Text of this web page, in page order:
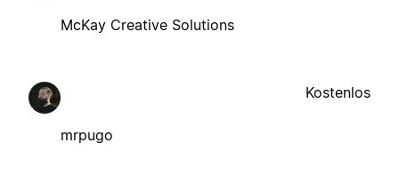
McKay Creative Solutions
mrpugo
Kostenlos